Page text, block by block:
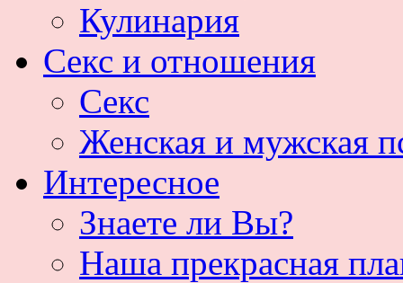
Кулинария
Секс и отношения
Секс
Женская и мужская
Интересное
Знаете ли Вы?
Наша прекрасная